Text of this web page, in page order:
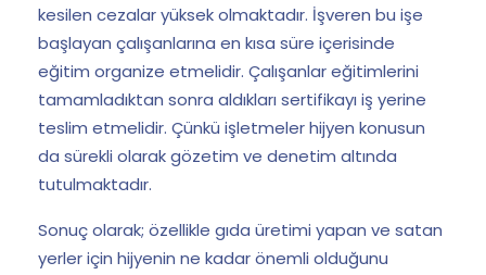
kesilen cezalar yüksek olmaktadır. İşveren bu işe
başlayan çalışanlarına en kısa süre içerisinde
eğitim organize etmelidir. Çalışanlar eğitimlerini
tamamladıktan sonra aldıkları sertifikayı iş yerine
teslim etmelidir. Çünkü işletmeler hijyen konusun
da sürekli olarak gözetim ve denetim altında
tutulmaktadır.
Sonuç olarak; özellikle gıda üretimi yapan ve satan
yerler için hijyenin ne kadar önemli olduğunu